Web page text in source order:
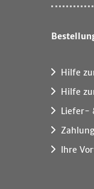
Hilfe
Hilfe
Liefer-
Ihre